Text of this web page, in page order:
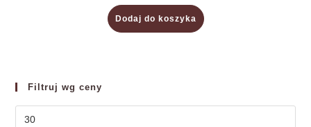
Dodaj do koszyka
Filtruj wg ceny